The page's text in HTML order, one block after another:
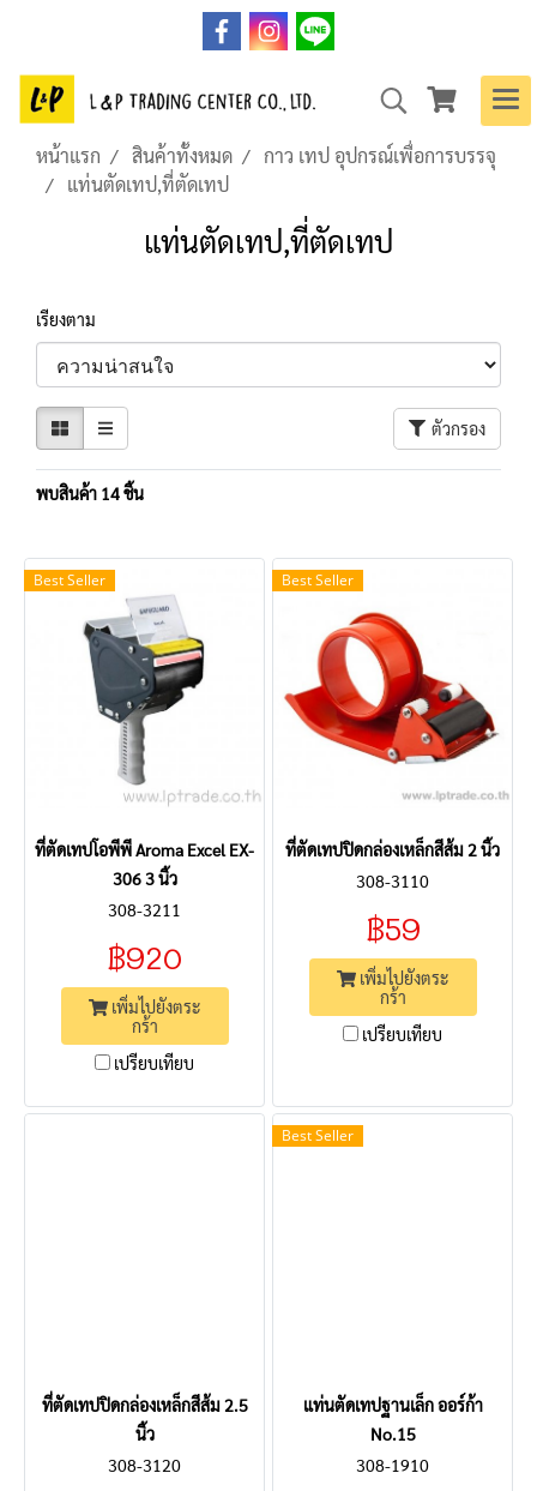
หน้าแรก สินค้าทั้งหมด
กาว เทป อุปกรณ์เพื่อการบรรจุ
แท่นตัดเทป,ที่ตัดเทป
แท่นตัดเทป,ที่ตัดเทป
เรียงตาม
ตัวกรอง
พบสินค้า 14 ชิ้น
Best Seller
ที่ตัดเทปโอพีพี Aroma Excel EX-
306 3 นิ้ว
308-3211
฿920
เพิ่มไปยังตระ
กร้า
เปรียบเทียบ
Best Seller
ที่ตัดเทปปิดกล่องเหล็กสีส้ม 2 นิ้ว
308-3110
฿59
เพิ่มไปยังตระ
กร้า
เปรียบเทียบ
ที่ตัดเทปปิดกล่องเหล็กสีส้ม 2.5
นิ้ว
308-3120
Best Seller
แท่นตัดเทปฐานเล็ก ออร์ก้า
No.15
308-1910